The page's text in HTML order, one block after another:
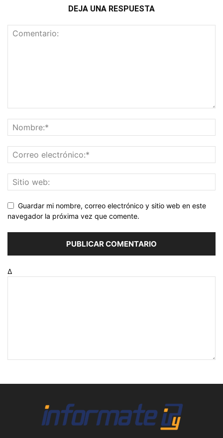
DEJA UNA RESPUESTA
Guardar mi nombre, correo electrónico y sitio web en este
navegador la próxima vez que comente.
Δ